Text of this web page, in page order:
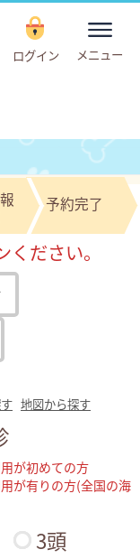
ログイン
toggle
メニュー
予約完了
ださい。
地図から探す
が初めての方
が有りの方(全国の海
3頭